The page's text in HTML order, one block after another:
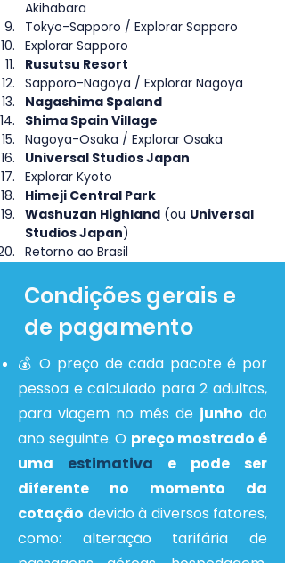
Akihabara
Tokyo-Sapporo / Explorar Sapporo
Explorar Sapporo
Rusutsu Resort
Sapporo-Nagoya / Explorar Nagoya
Nagashima Spaland
Shima Spain Village
Nagoya-Osaka / Explorar Osaka
Universal Studios Japan
Explorar Kyoto
Himeji Central Park
Washuzan Highland (ou Universal
Studios Japan)
Retorno ao Brasil
Condições gerais e
de pagamento
💰 O preço de cada pacote é por
pessoa e calculado para 2 adultos,
para viagem no mês de junho do
ano seguinte. O preço mostrado é
uma estimativa e pode ser
diferente no momento da
cotação devido à diversos fatores,
como: alteração tarifária de